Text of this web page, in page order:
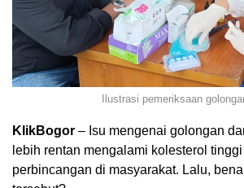
Ilustrasi pemeriksaan
KlikBogor – Isu mengenai golongan
lebih rentan mengalami kolesterol
perbincangan di masyarakat. Lalu,